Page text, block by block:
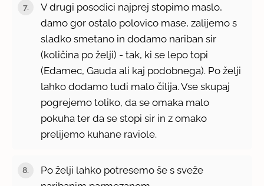
V drugi posodici najprej stopimo maslo,
damo gor ostalo polovico mase, zalijemo s
sladko smetano in dodamo nariban sir
(količina po želji) - tak, ki se lepo topi
(Edamec, Gauda ali kaj podobnega). Po želji
lahko dodamo tudi malo čilija. Vse skupaj
pogrejemo toliko, da se omaka malo
pokuha ter da se stopi sir in z omako
prelijemo kuhane raviole.
Po želji lahko potresemo še s sveže